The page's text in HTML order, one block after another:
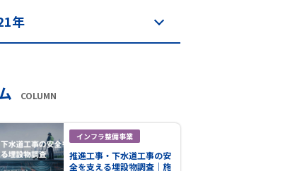
年
COLUMN
インフラ整備事業
推進工事・下水道工事の安
全を支える埋設物調査｜施